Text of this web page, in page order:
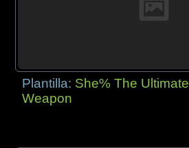
Plantilla: She% The Ultimate
Weapon